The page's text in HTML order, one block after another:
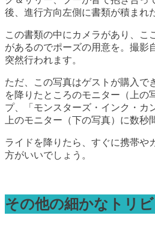
後、進行方向左側に書類が積まれ
この書類の中にカメラがあり、こ
があるのでポーズの用意を。撮影
突然行われます。
ただ、この写真はゲストが購入で
を降りたところのモニター（上の
プ、「モンスターズ・インク・カ
上のモニター（下の写真）に数秒
ライドを降りたら、すぐに携帯や
方がいいでしょう。
その他の細かなトリ